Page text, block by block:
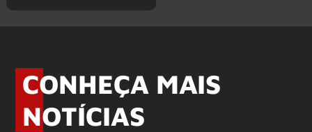
CONHEÇA MAIS
NOTÍCIAS